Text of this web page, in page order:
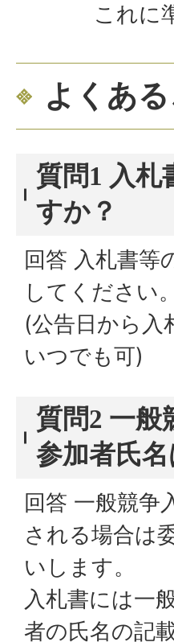
これに
よくあ
質問1 入札
すか？
回答 入札書等
してください。
(公告日から入
いつでも可)
質問2 一般
参加者氏
回答 一般競争
される場合は
いします。
入札書には一
者の氏名の記